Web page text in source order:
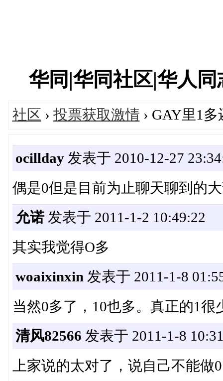
华同|华同社区|华人
社区 › 投票获取激情 › GAY里1
ocillday发表于 2010-12-27
偶是0但是目前为止聊天聊到的
允诺发表于 2011-1-2 10:49:22
其实我觉得O多
woaixinxin 发表于 2011-1-8
当然0多了，10也多。真正的1很
清风82566 发表于 2011-1-8
上家说的太对了，说自己不能做